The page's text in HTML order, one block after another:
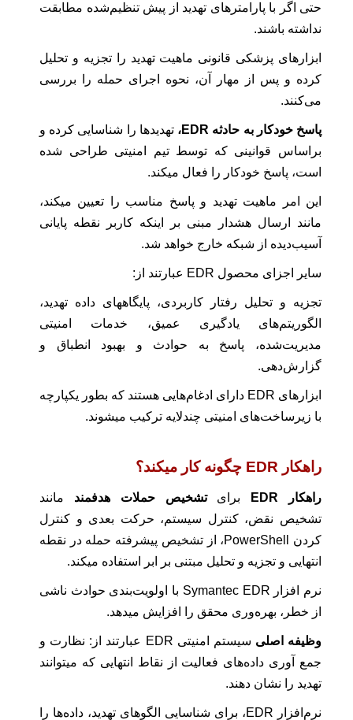
حتی اگر با پارامترهای تهدید از پیش تنظیم‌شده مطابقت
نداشته باشند.
ابزارهای پزشکی قانونی ماهیت تهدید را تجزیه و تحلیل
کرده و پس از مهار آن، نحوه اجرای حمله را بررسی
می‌کنند.
پاسخ خودکار به حادثه EDR،
تهدیدها را شناسایی کرده و
براساس قوانینی که توسط تیم امنیتی طراحی شده
است، پاسخ خودکار را فعال میکند.
این امر ماهیت تهدید و پاسخ مناسب را تعیین میکند،
مانند ارسال هشدار مبنی بر اینکه کاربر نقطه پایانی
آسیب‌دیده از شبکه خارج خواهد شد.
سایر اجزای محصول EDR عبارتند از:
تجزیه و تحلیل رفتار کاربردی، پایگاههای داده تهدید،
الگوریتم‌های یادگیری عمیق، خدمات امنیتی
مدیریت‌شده، پاسخ به حوادث و بهبود انطباق و
گزارش‌دهی.
ابزارهای EDR دارای ادغام‌هایی هستند که بطور یکپارچه
با زیرساخت‌های امنیتی چندلایه ترکیب میشوند.
راهکار EDR چگونه کار میکند؟
راهکار EDR برایتشخیص حملات هدفمند مانند
تشخیص نقض، کنترل سیستم، حرکت بعدی و کنترل
کردن PowerShell، از تشخیص پیشرفته حمله در نقطه
انتهایی و تجزیه و تحلیل مبتنی بر ابر استفاده میکند.
نرم افزار Symantec EDR با اولویت‌بندی حوادث ناشی
از خطر، بهره‌وری محقق را افزایش میدهد.
وظیفه اصلی
سیستم امنیتی EDR عبارتند از: نظارت و
جمع آوری داده‌های فعالیت از نقاط انتهایی که میتوانند
تهدید را نشان دهند.
نرم‌افزار EDR، برای شناسایی الگوهای تهدید، داده‌ها را